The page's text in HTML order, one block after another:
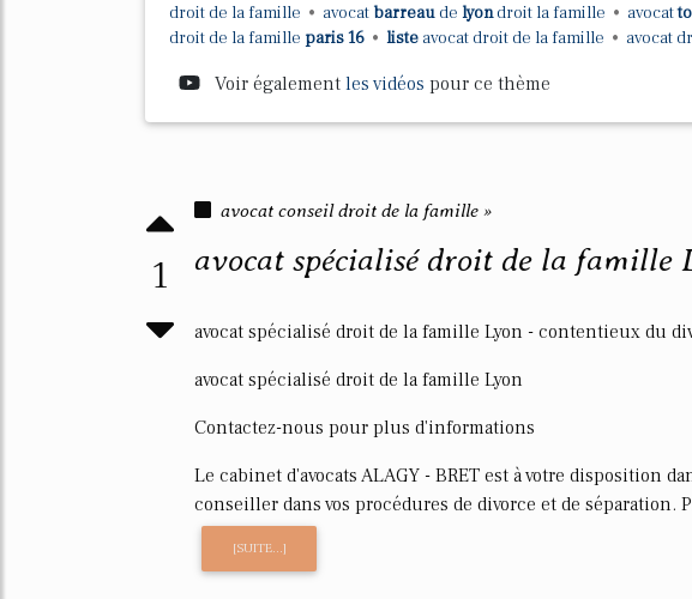
droitde la famille • avocat barreaude lyondroit la famille • avocat
droitde la famille paris 16 • liste avocat droitde la famille • avocat
Voir également les vidéos pour ce thème
1
avocat conseil droit de la famille »
avocat spécialisé droit de la famille
avocat spécialisé droit de la famille Lyon - contentieux du
avocat spécialisé droit de la famille Lyon
Contactez-nous pour plus d'informations
Le cabinet d'avocats ALAGY - BRET est à votre disposition
conseiller dans vos procédures de divorce et de séparation.
[SUITE...]